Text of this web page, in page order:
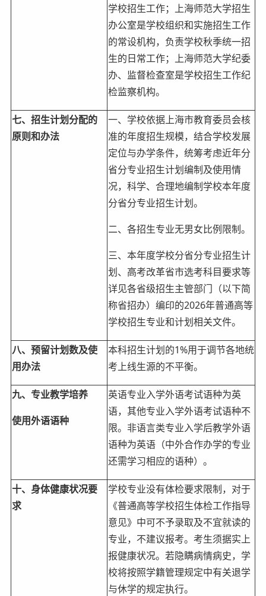
学校招生工作；上海师范大学招生
办公室是学校组织和实施招生工作
的常设机构，负责学校秋季统一招
生的日常工作；上海师范大学纪委
办、监督检查室是学校招生工作纪
检监察机构。
七、招生计划分配的
原则和办法
一、学校依据上海市教育委员会核
准的年度招生规模，结合学校发展
定位与办学条件，统筹考虑近年分
省分专业招生计划编制及使用情
况，科学、合理地编制学校本年度
分省分专业招生计划。
二、各招生专业无男女比例限制。
三、本年度学校分省分专业招生计
划、高考改革省市选考科目要求等
详见各省级招生主管部门（以下简
称省招办）编印的2026年普通高等
学校招生专业和计划相关文件。
八、预留计划数及使
用办法
本科招生计划的1%用于调节各地统
考上线生源的不平衡。
九、专业教学培养
使用外语语种
英语专业入学外语考试语种为英
语，其他专业入学外语考试语种不
限。非语言类专业入学后教学外语
语种为英语（中外合作办学的专业
还需学习相应的语种）。
十、身体健康状况要
求
学校专业没有体检要求限制，对于
《普通高等学校招生体检工作指导
意见》中可不予录取及不宜就读的
专业，不建议报考。考生须据实上
报健康状况。若隐瞒病情病史，学
校将按照学籍管理规定中有关退学
与休学的规定执行。